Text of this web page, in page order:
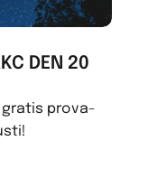
DEN 20
prova-